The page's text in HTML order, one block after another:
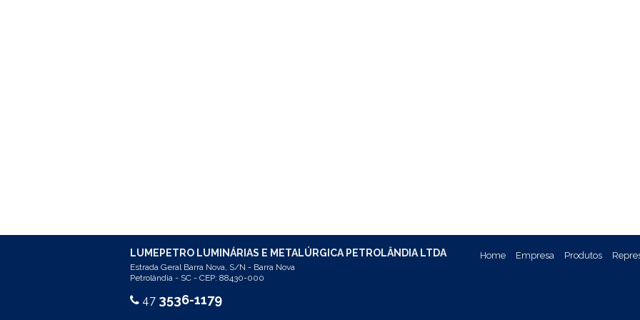
LUMEPETRO LUMINÁRIAS E METALÚRGICA PETROLÂNDIA LTDA
Estrada Geral Barra Nova, S/N - Barra Nova
Petrolândia - SC - CEP: 88430-000
47 3536-1179
Home Empresa Produtos